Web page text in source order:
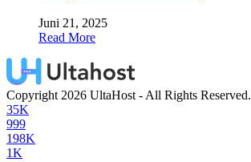
Juni 21, 2025
Read More
Copyright 2026 UltaHost - All Rights Reserved.
35K
999
198K
1K